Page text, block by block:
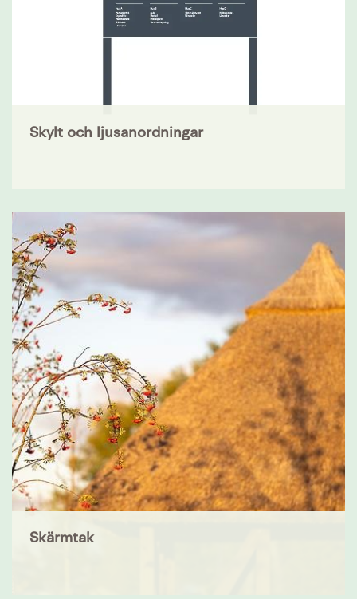
Skylt och ljusanordningar
Skärmtak